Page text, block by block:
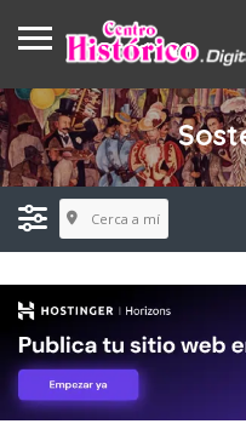
Cerca a mí